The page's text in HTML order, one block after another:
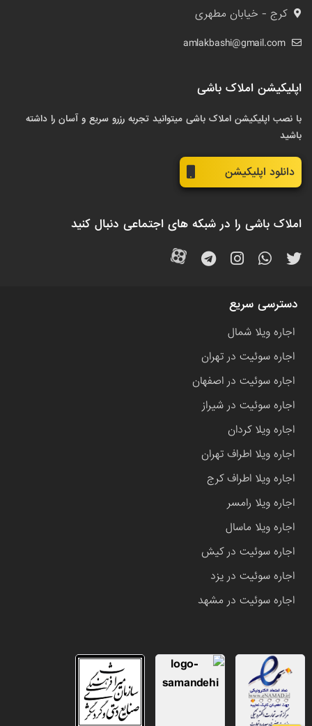
کرج - خیابان مطهری
amlakbashi@gmail.com
اپلیکیشن املاک باشی
با نصب اپلیکیشن املاک باشی میتوانید تجربه رزرو سریع و آسان را داشته
باشید
دانلود اپلیکیشن
املاک باشی را در شبکه های اجتماعی دنبال کنید
دسترسی سریع
اجاره ویلا شمال
اجاره سوئیت در تهران
اجاره سوئیت در اصفهان
اجاره سوئیت در شیراز
اجاره ویلا کردان
اجاره ویلا اطراف تهران
اجاره ویلا اطراف کرج
اجاره ویلا رامسر
اجاره ویلا ماسال
اجاره سوئیت در کیش
اجاره سوئیت در یزد
اجاره سوئیت در مشهد